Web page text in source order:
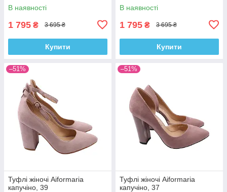
В наявності
1 795 ₴ 3 695 ₴
Купити
В наявності
1 795 ₴ 3 695 ₴
Купити
–51%
Туфлі жіночі Aiformaria
капучіно, 39
–51%
Туфлі жіночі Aiformaria
капучіно, 37